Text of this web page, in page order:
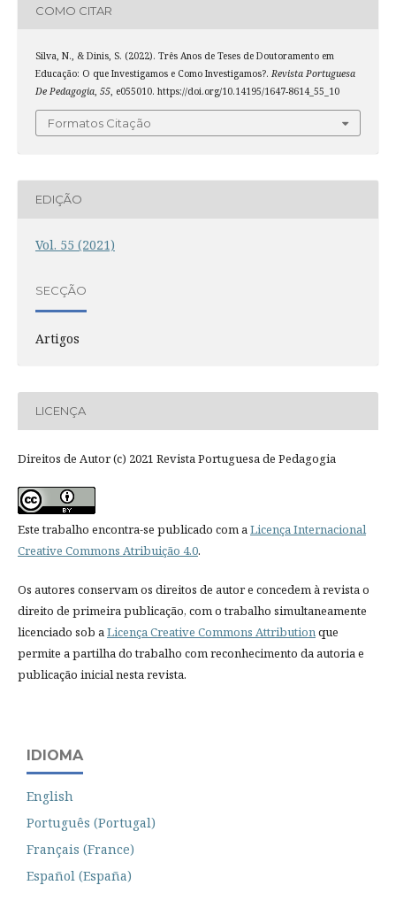
COMO CITAR
Silva, N., & Dinis, S. (2022). Três Anos de Teses de Doutoramento em
Educação: O que Investigamos e Como Investigamos?. Revista Portuguesa
De Pedagogia, 55, e055010. https://doi.org/10.14195/1647-8614_55_10
Formatos Citação
EDIÇÃO
Vol. 55 (2021)
SECÇÃO
Artigos
LICENÇA
Direitos de Autor (c) 2021 Revista Portuguesa de Pedagogia
Este trabalho encontra-se publicado com aLicença Internacional
Creative Commons Atribuição 4.0.
Os autores conservam os direitos de autor e concedem à revista o
direito de primeira publicação, com o trabalho simultaneamente
licenciado sob aLicença Creative Commons Attributionque
permite a partilha do trabalho com reconhecimento da autoria e
publicação inicial nesta revista.
IDIOMA
English
Português (Portugal)
Français (France)
Español (España)